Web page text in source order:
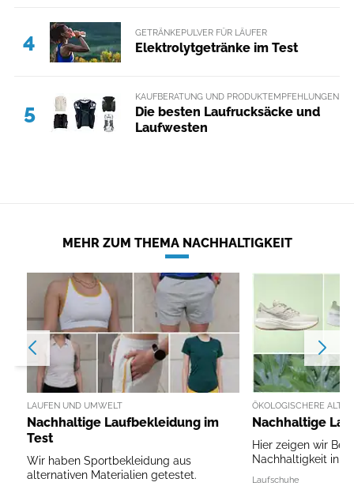
4 GETRÄNKEPULVER FÜR LÄUFER
Elektrolytgetränke im Test
5
KAUFBERATUNG UND PRODUKTEMPFEHLUNGEN
Die besten Laufrucksäcke und
Laufwesten
MEHR ZUM THEMA NACHHALTIGKEIT
LAUFEN UND UMWELT
Nachhaltige Laufbekleidung im
Test
Wir haben Sportbekleidung aus
alternativen Materialien getestet.
ÖKOLOGISCHERE
Nachhaltige
Hier zeigen wir
Nachhaltigkeit in
Laufschuhe